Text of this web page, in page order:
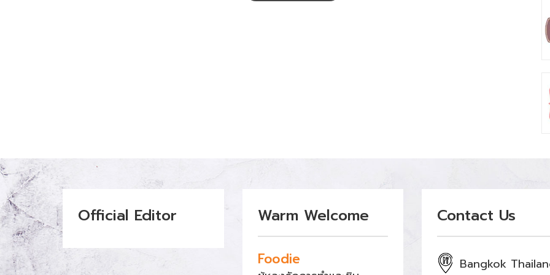
Official Editor Warm Welcome
Foodie
Contact Us
Bangkok